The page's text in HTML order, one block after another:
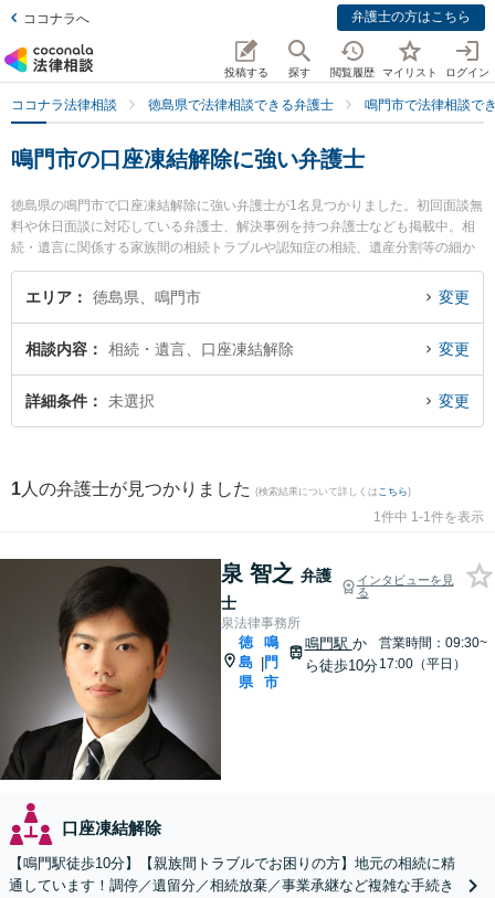
ココナラへ 弁護士の方はこちら
投稿する 探す 閲覧履歴 マイリスト ログイン
ココナラ法律相談 徳島県で法律相談できる弁護士 鳴門市で法律相談で
鳴門市の口座凍結解除に強い弁護士
徳島県の鳴門市で口座凍結解除に強い弁護士が1名見つかりました。初回面談無
料や休日面談に対応している弁護士、解決事例を持つ弁護士なども掲載中。相
続・遺言に関係する家族間の相続トラブルや認知症の相続、遺産分割等の細か
な分野での絞り込み検索もでき便利です。特に泉法律事務所の泉 智之弁護士の
プロフィール情報や弁護士費用、強みなどが注目されています。『鳴門市で土
回相談無料で口座凍結解除を法律相談できる鳴門市内の弁護士に相談予約した
い』などでお困りの相談者さんにおすすめです。
エリア 徳島県、鳴門市 変更
相談内容 相続・遺言、口座凍結解除 変更
詳細条件 未選択 変更
1 人の弁護士が見つかりました (検索結果について詳しくは こちら)
1件中 1-1件を表示
泉 智之 弁護
士
インタビューを見
る
泉法律事務所
徳
島
県
|
鳴
門
市
鳴門駅 か
ら徒歩10分
営業時間：09:30~
17:00（平日）
口座凍結解除
【鳴門駅徒歩10分】【親族間トラブルでお困りの方】地元の相続に精
通しています！調停／遺留分／相続放棄／事業承継など複雑な手続き